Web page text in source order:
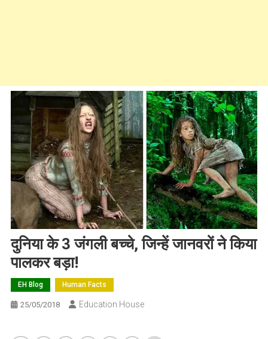
दुनिया के 3 जंगली बच्चे, जिन्हें जानवरों ने किया
पालकर बड़ा!
EH Blog Human Facts
25/05/2018 Education House